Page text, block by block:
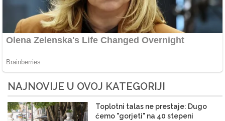
NAJNOVIJE U OVOJ KATEGORIJI
Toplotni talas ne prestaje: Dugo
ćemo "gorjeti" na 40 stepeni